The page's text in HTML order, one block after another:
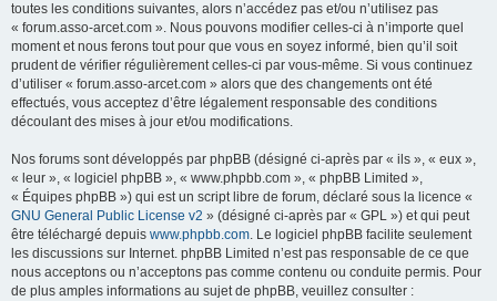
toutes les conditions suivantes, alors n’accédez pas et/ou n’utilisez pas
« forum.asso-arcet.com ». Nous pouvons modifier celles-ci à n’importe quel
moment et nous ferons tout pour que vous en soyez informé, bien qu’il soit
prudent de vérifier régulièrement celles-ci par vous-même. Si vous continuez
d’utiliser « forum.asso-arcet.com » alors que des changements ont été
effectués, vous acceptez d’être légalement responsable des conditions
découlant des mises à jour et/ou modifications.
Nos forums sont développés par phpBB (désigné ci-après par « ils », « eux »,
« leur », « logiciel phpBB », « www.phpbb.com », « phpBB Limited »,
« Équipes phpBB ») qui est un script libre de forum, déclaré sous la licence «
GNU General Public License v2 » (désigné ci-après par « GPL ») et qui peut
être téléchargé depuis www.phpbb.com. Le logiciel phpBB facilite seulement
les discussions sur Internet. phpBB Limited n’est pas responsable de ce que
nous acceptons ou n’acceptons pas comme contenu ou conduite permis. Pour
de plus amples informations au sujet de phpBB, veuillez consulter :